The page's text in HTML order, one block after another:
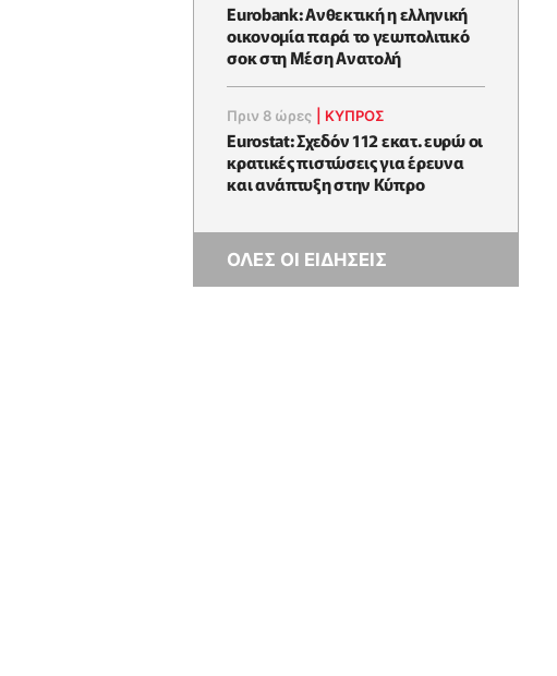
Eurobank: Ανθεκτική η ελληνική
οικονομία παρά το γεωπολιτικό
σοκ στη Μέση Ανατολή
Πριν 8 ώρες ΚΥΠΡΟΣ
Eurostat: Σχεδόν 112 εκατ. ευρώ οι
κρατικές πιστώσεις για έρευνα
και ανάπτυξη στην Κύπρο
ΟΛΕΣ ΟΙ ΕΙΔΗΣΕΙΣ